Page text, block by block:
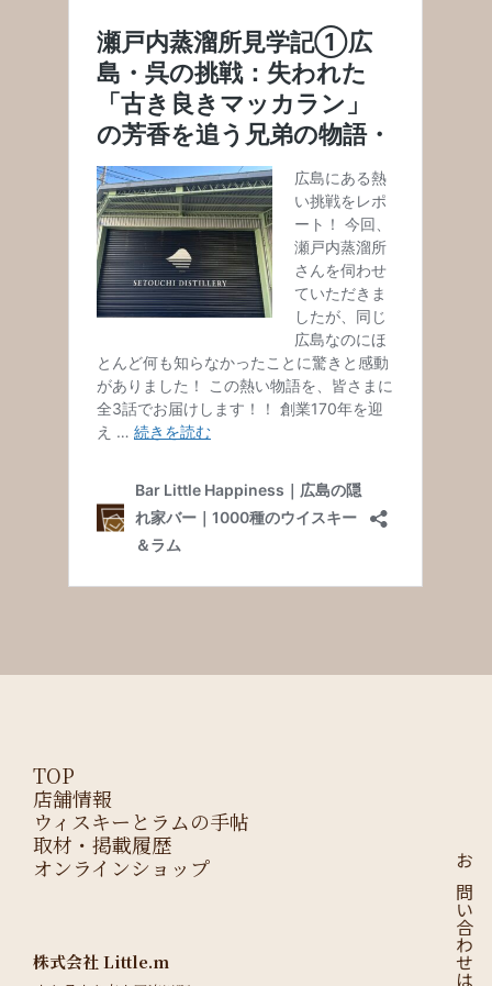
TOP
店舗情報
ウィスキーとラムの手帖
取材・掲載履歴
オンラインショップ
株式会社 Little.m